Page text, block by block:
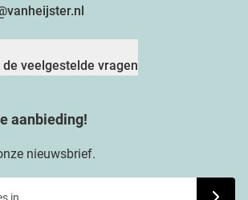
de veelgestelde vragen
aanbieding!
nieuwsbrief.